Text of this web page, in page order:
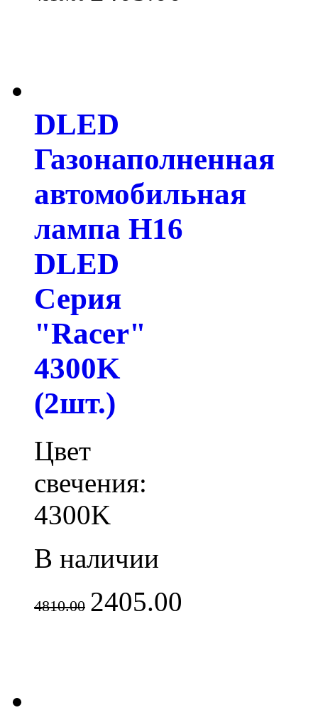
DLED
Газонаполненная
автомобильная
лампа H16
DLED
Серия
"Racer"
4300K
(2шт.)
Цвет
свечения:
4300K
В наличии
4810.00 2405.00